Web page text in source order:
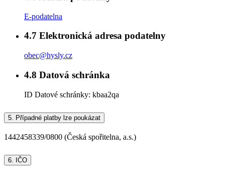
E-podatelna
4.7 Elektronická adresa podatelny
obec@hysly.cz
4.8 Datová schránka
ID Datové schránky: kbaa2qa
5. Případné platby lze poukázat
1442458339/0800 (Česká spořitelna, a.s.)
6. IČO